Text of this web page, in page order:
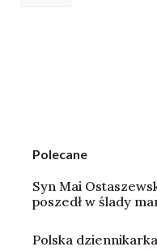
Polecane
Syn Mai
poszedł w ślady
Polska